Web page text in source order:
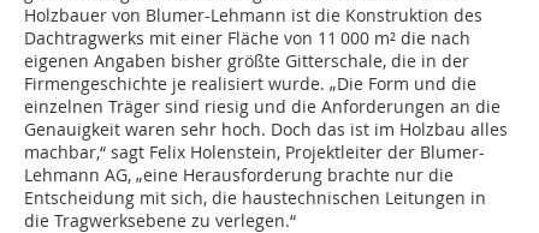
Holzbauer von Blumer-Lehmann ist die Konstruktion des
Dachtragwerks mit einer Fläche von 11 000 m² die nach
eigenen Angaben bisher größte Gitterschale, die in der
Firmengeschichte je realisiert wurde. „Die Form und die
einzelnen Träger sind riesig und die Anforderungen an die
Genauigkeit waren sehr hoch. Doch das ist im Holzbau alles
machbar,“ sagt Felix Holenstein, Projektleiter der Blumer-
Lehmann AG, „eine Herausforderung brachte nur die
Entscheidung mit sich, die haustechnischen Leitungen in
die Tragwerksebene zu verlegen.“